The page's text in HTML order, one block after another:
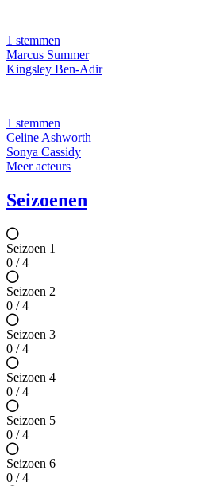
1 stemmen
Marcus Summer
Kingsley Ben-Adir
1 stemmen
Celine Ashworth
Sonya Cassidy
Meer acteurs
Seizoenen
Seizoen 1
0 / 4
Seizoen 2
0 / 4
Seizoen 3
0 / 4
Seizoen 4
0 / 4
Seizoen 5
0 / 4
Seizoen 6
0 / 4